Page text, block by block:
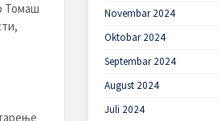
Томаш
Novembar 2024
Oktobar 2024
Septembar 2024
August 2024
Juli 2024